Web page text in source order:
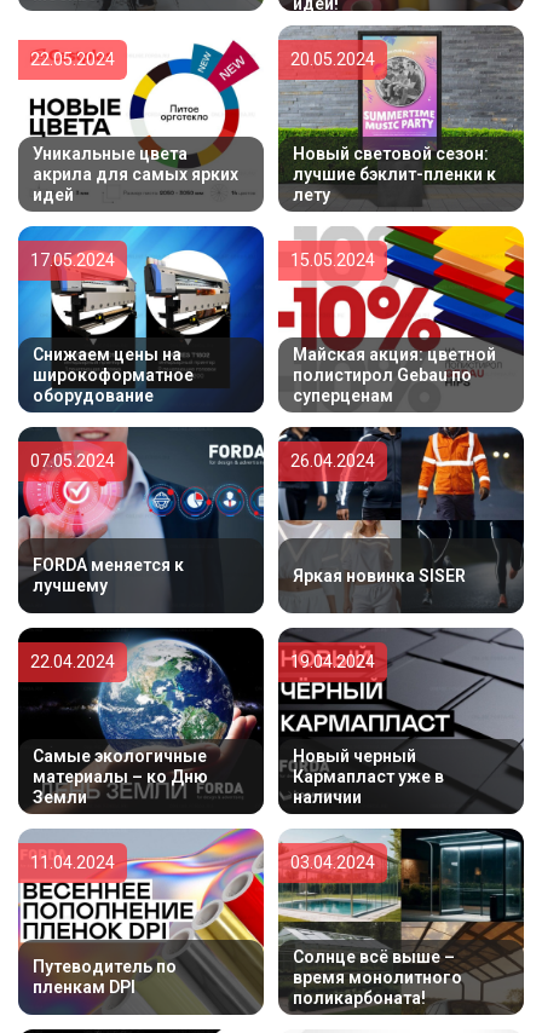
Уникальные цвета
акрила для самых ярких
идей
22.05.2024
Новый световой сезон:
лучшие бэклит-пленки к
лету
20.05.2024
Снижаем цены на
широкоформатное
оборудование
17.05.2024
Майская акция: цветной
полистирол Gebau по
суперценам
15.05.2024
FORDA меняется к
лучшему
07.05.2024
Яркая новинка SISER
26.04.2024
Самые экологичные
материалы – ко Дню
Земли
22.04.2024
Новый черный
Кармапласт уже в
наличии
19.04.2024
Путеводитель по
пленкам DPI
11.04.2024
Солнце всё выше –
время монолитного
поликарбоната!
03.04.2024